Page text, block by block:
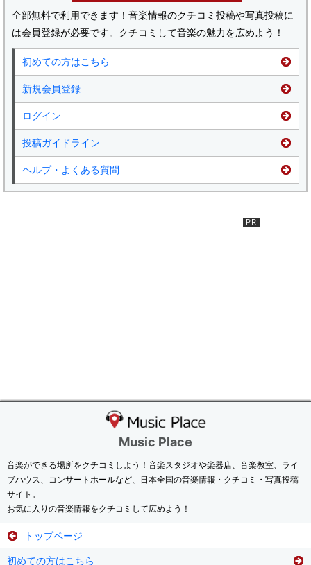
全部無料で利用できます！音楽情報のクチコミ投稿や写真投稿に
は会員登録が必要です。クチコミして音楽の魅力を広めよう！
初めての方はこちら
新規会員登録
ログイン
投稿ガイドライン
ヘルプ・よくある質問
Music Place
音楽ができる場所をクチコミしよう！音楽スタジオや楽器店、音楽教室、ライ
ブハウス、コンサートホールなど、日本全国の音楽情報・クチコミ・写真投稿
サイト。
お気に入りの音楽情報をクチコミして広めよう！
トップページ
初めての方はこちら